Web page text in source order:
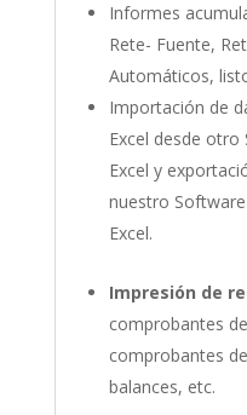
Informes
Rete- Fuente,
Automáticos,
Importación de
Excel desde
Excel y
nuestro
Excel.
Impresión de
comprobantes
comprobantes
balances, etc.